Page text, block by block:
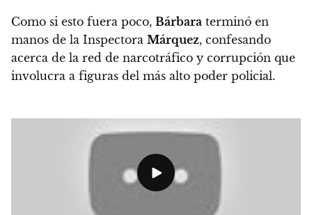
Como si esto fuera poco, Bárbara terminó en
manos de la Inspectora Márquez, confesando
acerca de la red de narcotráfico y corrupción que
involucra a figuras del más alto poder policial.